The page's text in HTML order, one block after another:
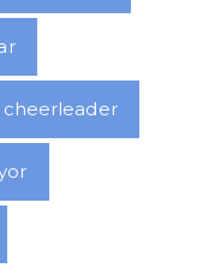
cheerleader